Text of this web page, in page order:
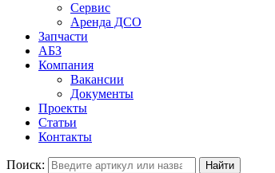
Сервис
Аренда ДСО
Запчасти
АБЗ
Компания
Вакансии
Документы
Проекты
Статьи
Контакты
Поиск: